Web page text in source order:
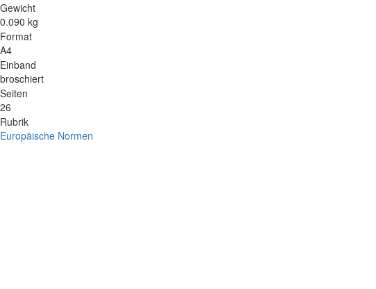
Gewicht
0.090 kg
Format
A4
Einband
broschiert
Seiten
26
Rubrik
Europäische Normen